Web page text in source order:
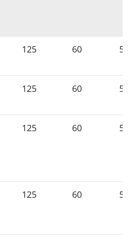
125 60 5
125 60 5
125 60 5
125 60 5